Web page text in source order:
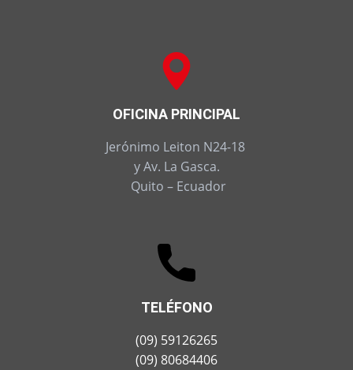
OFICINA PRINCIPAL
Jerónimo Leiton N24-18
y Av. La Gasca.
Quito – Ecuador
TELÉFONO
(09) 59126265
(09) 80684406